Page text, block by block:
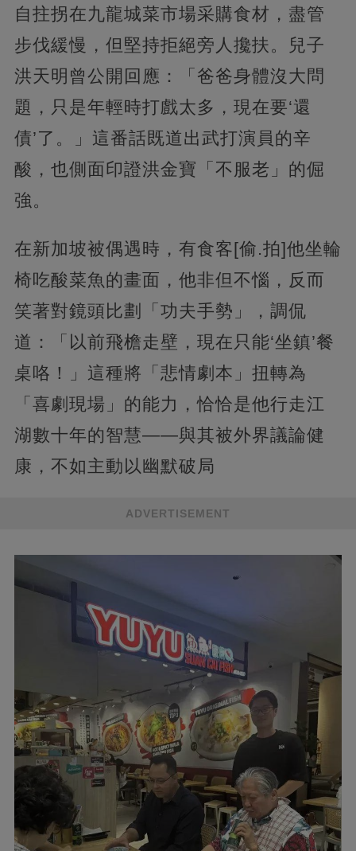
自拄拐在九龍城菜市場采購食材，盡管
步伐緩慢，但堅持拒絕旁人攙扶。兒子
洪天明曾公開回應：「爸爸身體沒大問
題，只是年輕時打戲太多，現在要‘還
債’了。」這番話既道出武打演員的辛
酸，也側面印證洪金寶「不服老」的倔
強。
在新加坡被偶遇時，有食客[偷.拍]他坐輪
椅吃酸菜魚的畫面，他非但不惱，反而
笑著對鏡頭比劃「功夫手勢」，調侃
道：「以前飛檐走壁，現在只能‘坐鎮’餐
桌咯！」這種將「悲情劇本」扭轉為
「喜劇現場」的能力，恰恰是他行走江
湖數十年的智慧——與其被外界議論健
康，不如主動以幽默破局
ADVERTISEMENT